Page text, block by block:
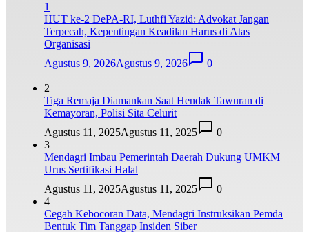
1
HUT ke-2 DePA-RI, Luthfi Yazid: Advokat Jangan
Terpecah, Kepentingan Keadilan Harus di Atas
Organisasi
Agustus 9, 2026Agustus 9, 2026 0
2
Tiga Remaja Diamankan Saat Hendak Tawuran di
Kemayoran, Polisi Sita Celurit
Agustus 11, 2025Agustus 11, 2025
0
3
Mendagri Imbau Pemerintah Daerah Dukung UMKM
Urus Sertifikasi Halal
Agustus 11, 2025Agustus 11, 2025
0
4
Cegah Kebocoran Data, Mendagri Instruksikan Pemda
Bentuk Tim Tanggap Insiden Siber